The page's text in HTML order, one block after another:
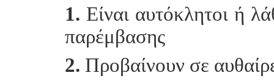
1. Είναι αυτόκλητοι ή
παρέμβασης
2. Προβαίνουν σε